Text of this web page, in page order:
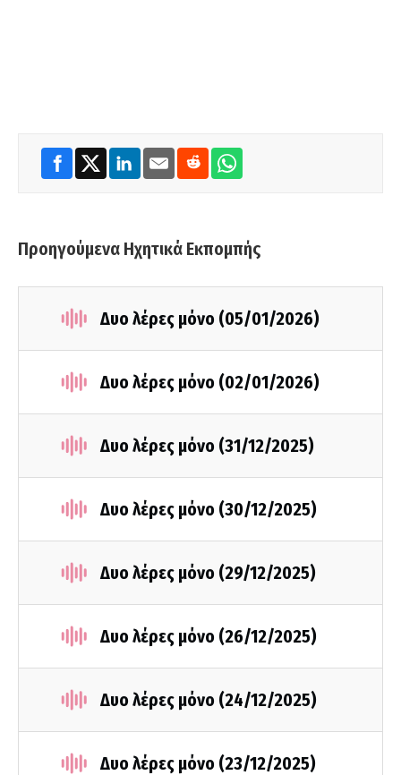
Προηγούμενα Ηχητικά Εκπομπής
Δυο λέρες μόνο (05/01/2026)
Δυο λέρες μόνο (02/01/2026)
Δυο λέρες μόνο (31/12/2025)
Δυο λέρες μόνο (30/12/2025)
Δυο λέρες μόνο (29/12/2025)
Δυο λέρες μόνο (26/12/2025)
Δυο λέρες μόνο (24/12/2025)
Δυο λέρες μόνο (23/12/2025)